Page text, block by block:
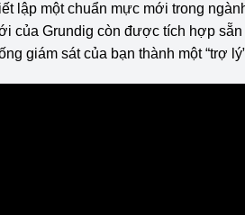
lập một chuẩn mực mới trong
của Grundig còn được tích hợp
giám sát của bạn thành một “trợ